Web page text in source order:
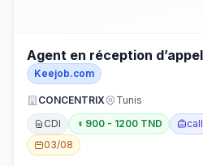
Agent en réception
Keejob.com
CONCENTRIX
Tunis
CDI
900 - 1200 TND
03/08